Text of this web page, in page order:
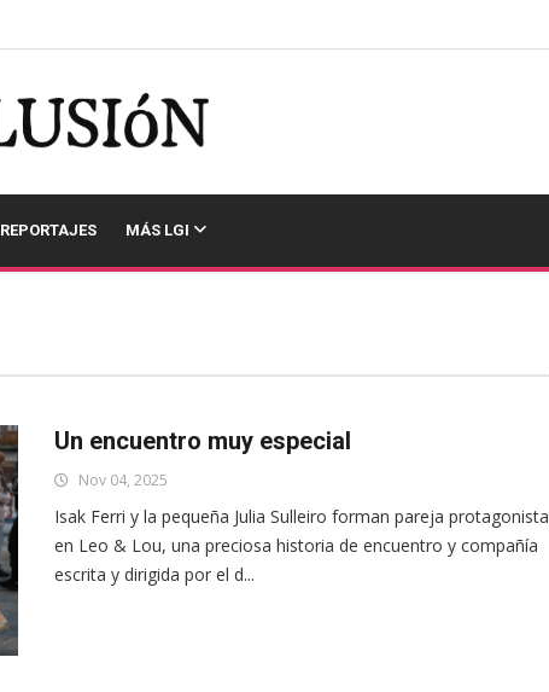
REPORTAJES MÁS LGI
Un encuentro muy especial
Nov 04, 2025
Isak Ferri y la pequeña Julia Sulleiro forman pareja protagonista
en Leo & Lou, una preciosa historia de encuentro y compañía
escrita y dirigida por el d...